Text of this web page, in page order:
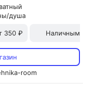
душа
350 ₽ Наличными
room